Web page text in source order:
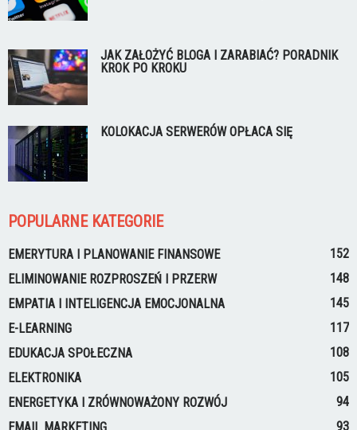
JAK ZAŁOŻYĆ BLOGA I ZARABIAĆ? PORADNIK
KROK PO KROKU
KOLOKACJA SERWERÓW OPŁACA SIĘ
POPULARNE KATEGORIE
EMERYTURA I PLANOWANIE FINANSOWE
152
ELIMINOWANIE ROZPROSZEŃ I PRZERW
148
EMPATIA I INTELIGENCJA EMOCJONALNA
145
E-LEARNING
117
EDUKACJA SPOŁECZNA
108
ELEKTRONIKA
105
ENERGETYKA I ZRÓWNOWAŻONY ROZWÓJ
94
EMAIL MARKETING
93